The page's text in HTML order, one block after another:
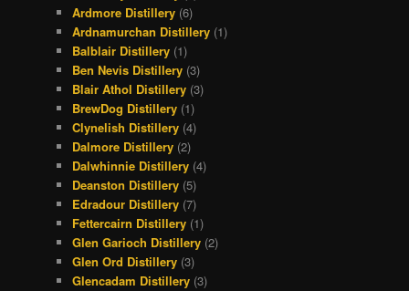
Ardmore Distillery (6)
Ardnamurchan Distillery (1)
Balblair Distillery (1)
Ben Nevis Distillery (3)
Blair Athol Distillery (3)
BrewDog Distillery (1)
Clynelish Distillery (4)
Dalmore Distillery (2)
Dalwhinnie Distillery (4)
Deanston Distillery (5)
Edradour Distillery (7)
Fettercairn Distillery (1)
Glen Garioch Distillery (2)
Glen Ord Distillery (3)
Glencadam Distillery (3)